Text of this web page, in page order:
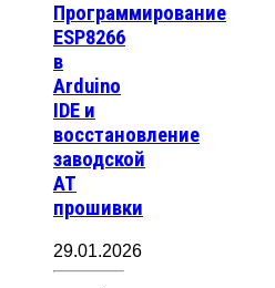
Программирование
ESP8266
в
Arduino
IDE и
восстановление
заводской
AT
прошивки
29.01.2026